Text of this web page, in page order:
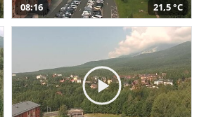
08:16 21,5 °C